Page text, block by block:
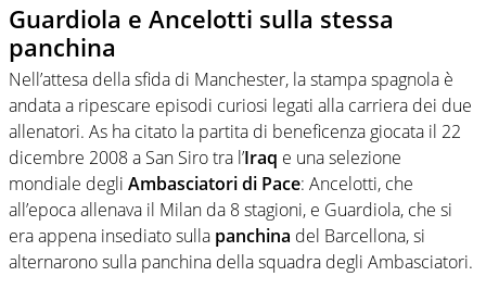
Guardiola e Ancelotti sulla stessa
panchina
Nell’attesa della sfida di Manchester, la stampa spagnola è
andata a ripescare episodi curiosi legati alla carriera dei due
allenatori. As ha citato la partita di beneficenza giocata il 22
dicembre 2008 a San Siro tra l’Iraq e una selezione
mondiale degli Ambasciatori di Pace: Ancelotti, che
all’epoca allenava il Milan da 8 stagioni, e Guardiola, che si
era appena insediato sulla panchina del Barcellona, si
alternarono sulla panchina della squadra degli Ambasciatori.